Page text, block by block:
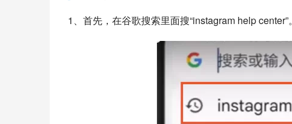
1、首先，在谷歌搜索里面搜“instagram help center”。